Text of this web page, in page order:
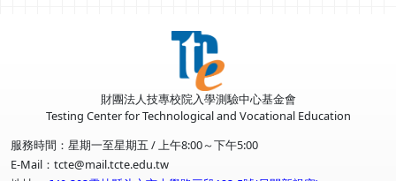
財團法人技專校院入學測驗中心基金會
Testing Center for Technological and Vocational Education
服務時間：星期一至星期五 / 上午8:00～下午5:00
E-Mail：tcte@mail.tcte.edu.tw